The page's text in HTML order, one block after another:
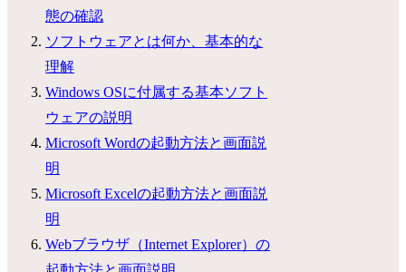
態の確認
ソフトウェアとは何か、基本的な
理解
Windows OSに付属する基本ソフト
ウェアの説明
Microsoft Wordの起動方法と画面説
明
Microsoft Excelの起動方法と画面説
明
Webブラウザ（Internet Explorer）の